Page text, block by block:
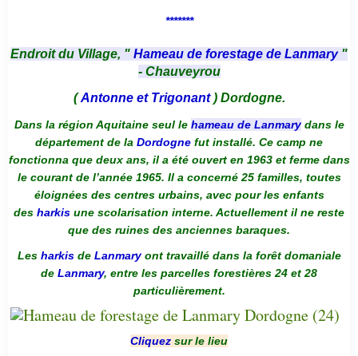
*******
Endroit du Village, " Hameau de forestage de Lanmary "
- Chauveyrou
(Antonne et Trigonant) Dordogne.
Dans la région Aquitaine seul le hameau de Lanmarydans le
département de la Dordogne fut installé. Ce camp ne
fonctionna que deux ans, il a été ouvert en 1963 et ferme dans
le courant de l’année 1965. Il a concerné 25 familles, toutes
éloignées des centres urbains, avec pour les enfants
des harkis une scolarisation interne. Actuellement il ne reste
que des ruines des anciennes baraques.
Les harkis de Lanmaryont travaillé dans la forêt domaniale
de Lanmary, entre les parcelles forestières 24 et 28
particulièrement.
Cliquez sur le lieu